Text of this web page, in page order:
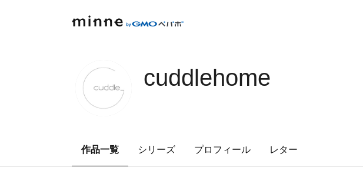
cuddlehome
作品一覧 シリーズ プロフィール レター